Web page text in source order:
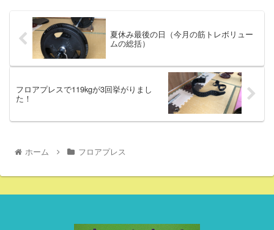
夏休み最後の日（今月の筋トレボリュー
ムの総括）
フロアプレスで119kgが3回挙がりまし
た！
ホーム フロアプレス